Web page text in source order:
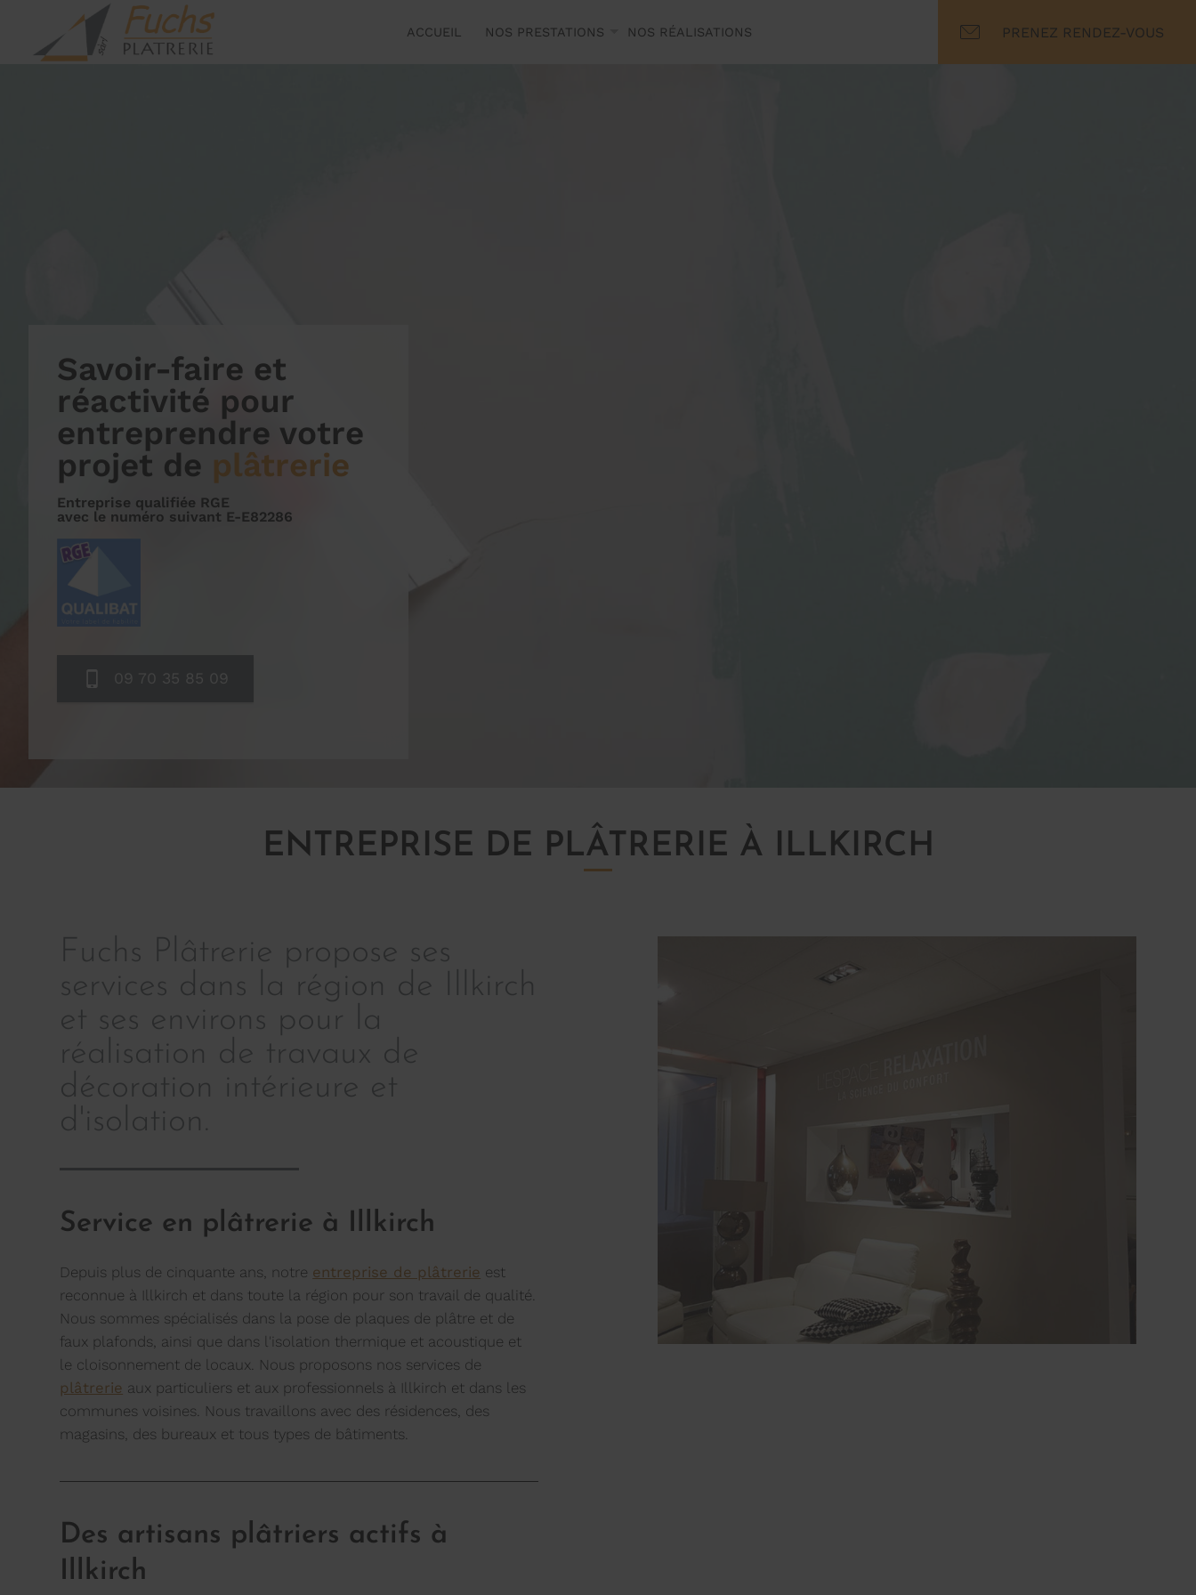
Savoir-faire et
réactivité pour
entreprendre votre
projet de plâtrerie
Entreprise qualifiée RGE
avec le numéro suivant E-E82286
09 70 35 85 09
ACCUEIL NOS PRESTATIONS NOS RÉALISATIONS PRENEZ RENDEZ-VOUS
ENTREPRISE DE PLÂTRERIE À ILLKIRCH
Fuchs Plâtrerie propose ses
services dans la région de Illkirch
et ses environs pour la
réalisation de travaux de
décoration intérieure et
d'isolation.
Service en plâtrerie à Illkirch
Depuis plus de cinquante ans, notre entreprise de plâtrerie est
reconnue à Illkirch et dans toute la région pour son travail de qualité.
Nous sommes spécialisés dans la pose de plaques de plâtre et de
faux plafonds, ainsi que dans l'isolation thermique et acoustique et
le cloisonnement de locaux. Nous proposons nos services de
plâtrerie aux particuliers et aux professionnels à Illkirch et dans les
communes voisines. Nous travaillons avec des résidences, des
magasins, des bureaux et tous types de bâtiments.
Des artisans plâtriers actifs à
Illkirch